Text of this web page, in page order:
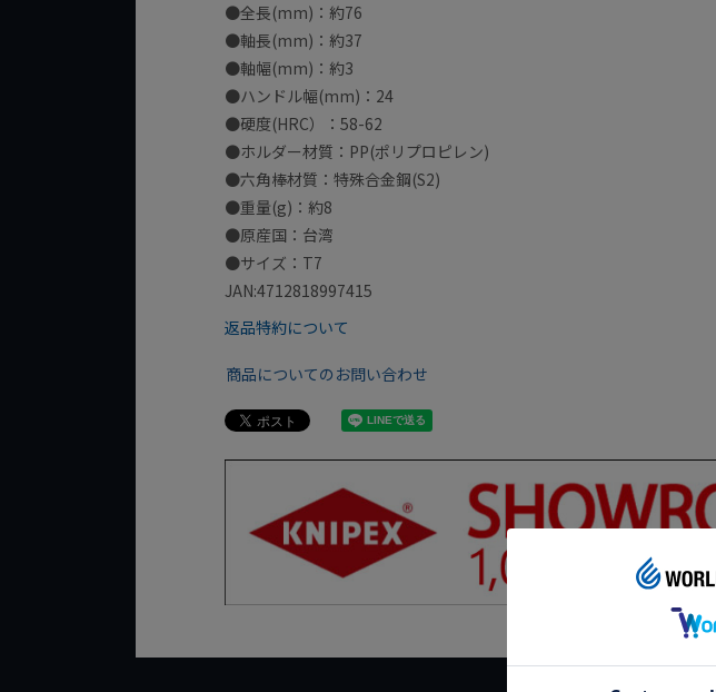
●全長(mm)：約76
●軸長(mm)：約37
●軸幅(mm)：約3
●ハンドル幅(mm)：24
●硬度(HRC）：58-62
●ホルダー材質：PP(ポリプロピレン)
●六角棒材質：特殊合金鋼(S2)
●重量(g)：約8
●原産国：台湾
●サイズ：T7
JAN:4712818997415
返品特約について
商品についてのお問い合わせ